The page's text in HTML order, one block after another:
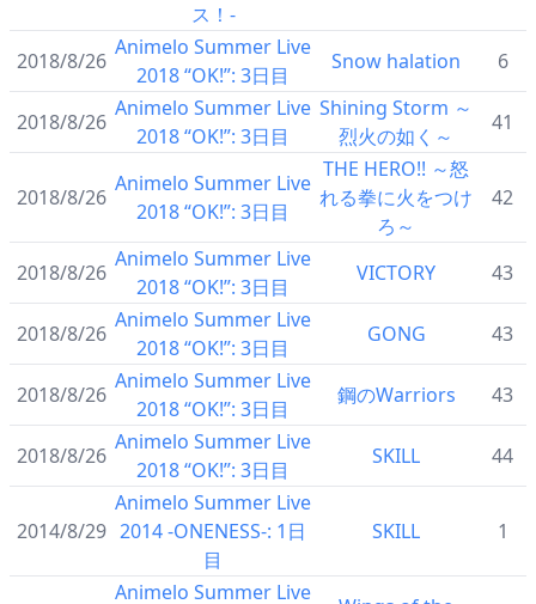
ス！-
2018/8/26
Animelo Summer Live
2018 “OK!”: 3日目
Snow halation 6
2018/8/26
Animelo Summer Live
2018 “OK!”: 3日目
Shining Storm ～
烈火の如く～
41
2018/8/26
Animelo Summer Live
2018 “OK!”: 3日目
THE HERO!! ～怒
れる拳に火をつけ
ろ～
42
2018/8/26
Animelo Summer Live
2018 “OK!”: 3日目
VICTORY 43
2018/8/26
Animelo Summer Live
2018 “OK!”: 3日目
GONG 43
2018/8/26
Animelo Summer Live
2018 “OK!”: 3日目
鋼のWarriors 43
2018/8/26
Animelo Summer Live
2018 “OK!”: 3日目
SKILL 44
2014/8/29
Animelo Summer Live
2014 -ONENESS-: 1日
目
SKILL 1
Animelo Summer Live